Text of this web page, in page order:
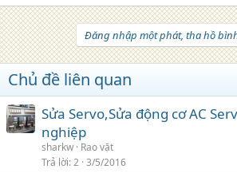
Đăng nhập một phát, tha hồ
Chủ đề liên quan
Sửa Servo,Sửa động cơ AC
nghiệp
sharkw Rao vặt
Trả lời 2 3/5/2016